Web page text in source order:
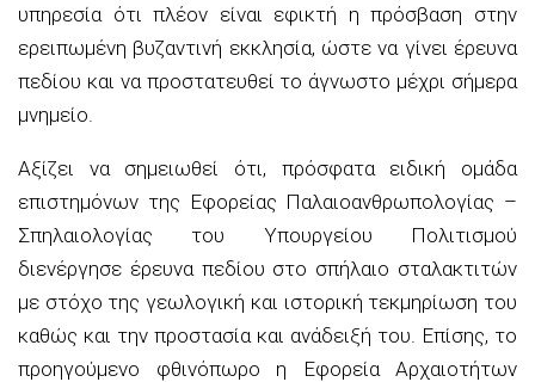
υπηρεσία ότι πλέον είναι εφικτή η πρόσβαση στην
ερειπωμένη βυζαντινή εκκλησία, ώστε να γίνει έρευνα
πεδίου και να προστατευθεί το άγνωστο μέχρι σήμερα
μνημείο.
Αξίζει να σημειωθεί ότι, πρόσφατα ειδική ομάδα
επιστημόνων της Εφορείας Παλαιοανθρωπολογίας –
Σπηλαιολογίας του Υπουργείου Πολιτισμού
διενέργησε έρευνα πεδίου στο σπήλαιο σταλακτιτών
με στόχο της γεωλογική και ιστορική τεκμηρίωση του
καθώς και την προστασία και ανάδειξή του. Επίσης, το
προηγούμενο φθινόπωρο η Εφορεία Αρχαιοτήτων